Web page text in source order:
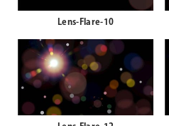
Lens-Flare-10